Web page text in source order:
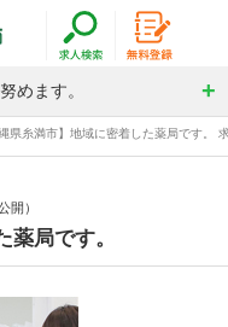
めます。
縄県糸満市】地域に密着した薬局です。
開）
薬局です。